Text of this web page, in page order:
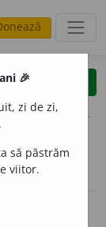
clear
opțiuni
🎉
zi de zi,
să păstrăm
viitor.